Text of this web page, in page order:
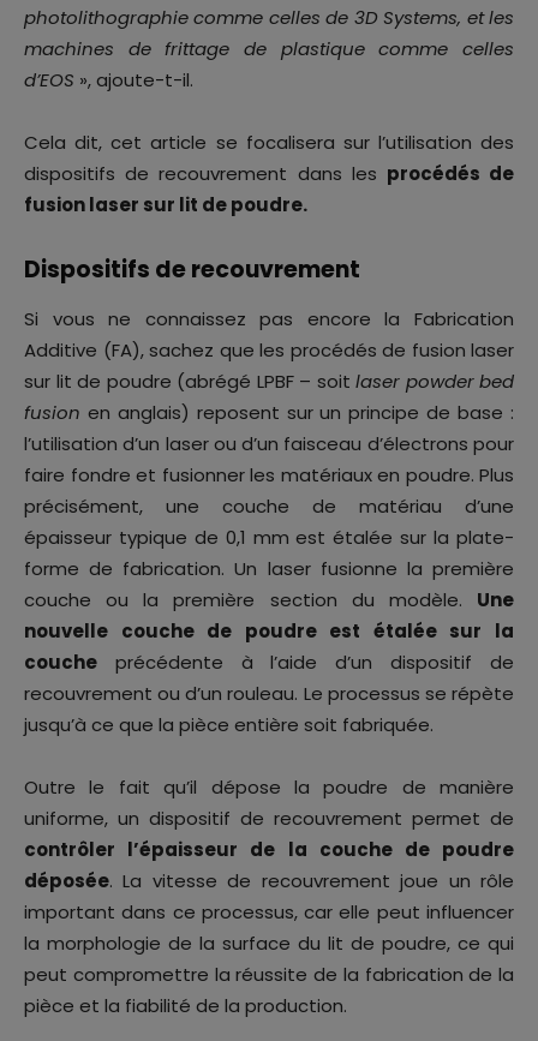
photolithographie comme celles de 3D Systems, et les
machines de frittage de plastique comme celles
d’EOS », ajoute-t-il.
Cela dit, cet article se focalisera sur l’utilisation des
dispositifs de recouvrement dans les procédés de
fusion laser sur lit de poudre.
Dispositifs de recouvrement
Si vous ne connaissez pas encore la Fabrication
Additive (FA), sachez que les procédés de fusion laser
sur lit de poudre (abrégé LPBF – soit laser powder bed
fusion en anglais) reposent sur un principe de base :
l’utilisation d’un laser ou d’un faisceau d’électrons pour
faire fondre et fusionner les matériaux en poudre. Plus
précisément, une couche de matériau d’une
épaisseur typique de 0,1 mm est étalée sur la plate-
forme de fabrication. Un laser fusionne la première
couche ou la première section du modèle. Une
nouvelle couche de poudre est étalée sur la
couche précédente à l’aide d’un dispositif de
recouvrement ou d’un rouleau. Le processus se répète
jusqu’à ce que la pièce entière soit fabriquée.
Outre le fait qu’il dépose la poudre de manière
uniforme, un dispositif de recouvrement permet de
contrôler l’épaisseur de la couche de poudre
déposée. La vitesse de recouvrement joue un rôle
important dans ce processus, car elle peut influencer
la morphologie de la surface du lit de poudre, ce qui
peut compromettre la réussite de la fabrication de la
pièce et la fiabilité de la production.